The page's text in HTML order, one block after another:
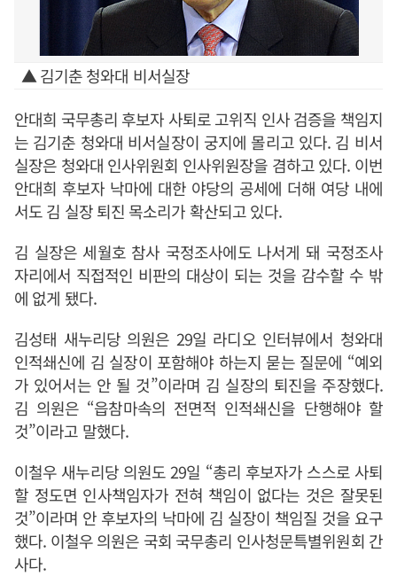
▲ 김기춘 청와대 비서실장
안대희 국무총리 후보자 사퇴로 고위직 인사 검증을 책임지
는 김기춘 청와대 비서실장이 궁지에 몰리고 있다. 김 비서
실장은 청와대 인사위원회 인사위원장을 겸하고 있다. 이번
안대희 후보자 낙마에 대한 야당의 공세에 더해 여당 내에
서도 김 실장 퇴진 목소리가 확산되고 있다.
김 실장은 세월호 참사 국정조사에도 나서게 돼 국정조사
자리에서 직접적인 비판의 대상이 되는 것을 감수할 수 밖
에 없게 됐다.
김성태 새누리당 의원은 29일 라디오 인터뷰에서 청와대
인적쇄신에 김 실장이 포함해야 하는지 묻는 질문에 “예외
가 있어서는 안 될 것”이라며 김 실장의 퇴진을 주장했다.
김 의원은 “읍참마속의 전면적 인적쇄신을 단행해야 할
것”이라고 말했다.
이철우 새누리당 의원도 29일 “총리 후보자가 스스로 사퇴
할 정도면 인사책임자가 전혀 책임이 없다는 것은 잘못된
것”이라며 안 후보자의 낙마에 김 실장이 책임질 것을 요구
했다. 이철우 의원은 국회 국무총리 인사청문특별위원회 간
사다.